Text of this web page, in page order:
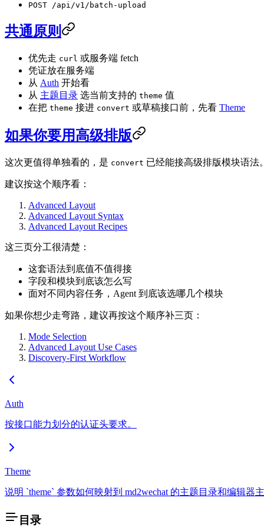
POST /api/v1/batch-upload
共通原则
优先走 curl 或服务端 fetch
凭证放在服务端
从 Auth 开始看
从 主题目录 选当前支持的 theme 值
在把 theme 接进 convert 或草稿接口前，先看 Theme
如果你要用高级排版
这次更值得单独看的，是 convert 已经能接高级排版模块语法
建议按这个顺序看：
Advanced Layout
Advanced Layout Syntax
Advanced Layout Recipes
这三页分工很清楚：
这套语法到底值不值得接
字段和模块到底该怎么写
面对不同内容任务，Agent 到底该选哪几个模块
如果你想少走弯路，建议再按这个顺序补三页：
Mode Selection
Advanced Layout Use Cases
Discovery-First Workflow
Auth
按接口能力划分的认证头要求。
Theme
说明 `theme` 参数如何映射到 md2wechat 的主题目录和编辑器
目录